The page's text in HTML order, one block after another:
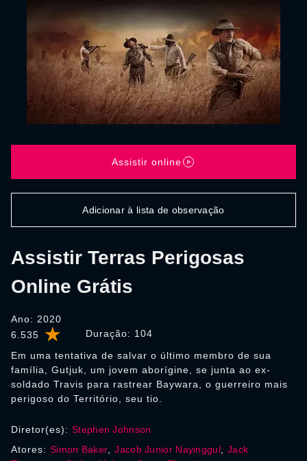
6.535 Duração: 104
Assistir Terras Perigosas
Online Grátis
Ano: 2020
Em uma tentativa de salvar o último membro de sua
família, Gutjuk, um jovem aborígine, se junta ao ex-
soldado Travis para rastrear Baywara, o guerreiro mais
perigoso do Território, seu tio.
Assistir online
Adicionar à lista de observação
Diretor(es): Stephen Johnson
Atores: Simon Baker ,Jacob Junior Nayinggul, Jack